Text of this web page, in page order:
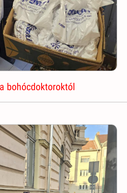
bohócdoktoroktól